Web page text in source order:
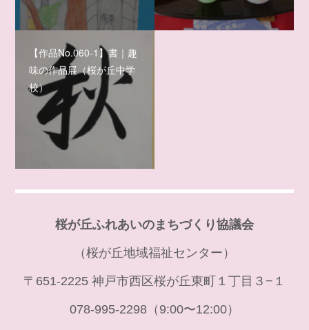
【作品No.060-1】書｜趣
味の作品展（桜が丘中学
校）
桜が丘ふれあいのまちづくり協議会
（桜が丘地域福祉センター）
〒651-2225 神戸市西区桜が丘東町１丁目３−１
078-995-2298（9:00〜12:00）